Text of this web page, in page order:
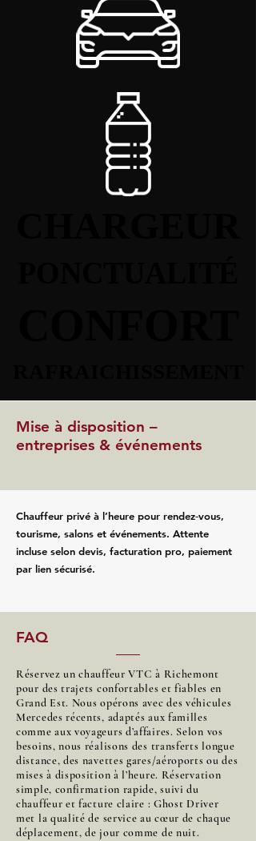
Mise à disposition –
entreprises & événements
Chauffeur privé à l’heure pour rendez‑vous,
tourisme, salons et événements. Attente
incluse selon devis, facturation pro, paiement
par lien sécurisé.
FAQ
Réservez un chauffeur VTC à Richemont
pour des trajets confortables et fiables en
Grand Est. Nous opérons avec des véhicules
Mercedes récents, adaptés aux familles
comme aux voyageurs d’affaires. Selon vos
besoins, nous réalisons des transferts longue
distance, des navettes gares/aéroports ou des
mises à disposition à l’heure. Réservation
simple, confirmation rapide, suivi du
chauffeur et facture claire : Ghost Driver
met la qualité de service au cœur de chaque
déplacement, de jour comme de nuit.